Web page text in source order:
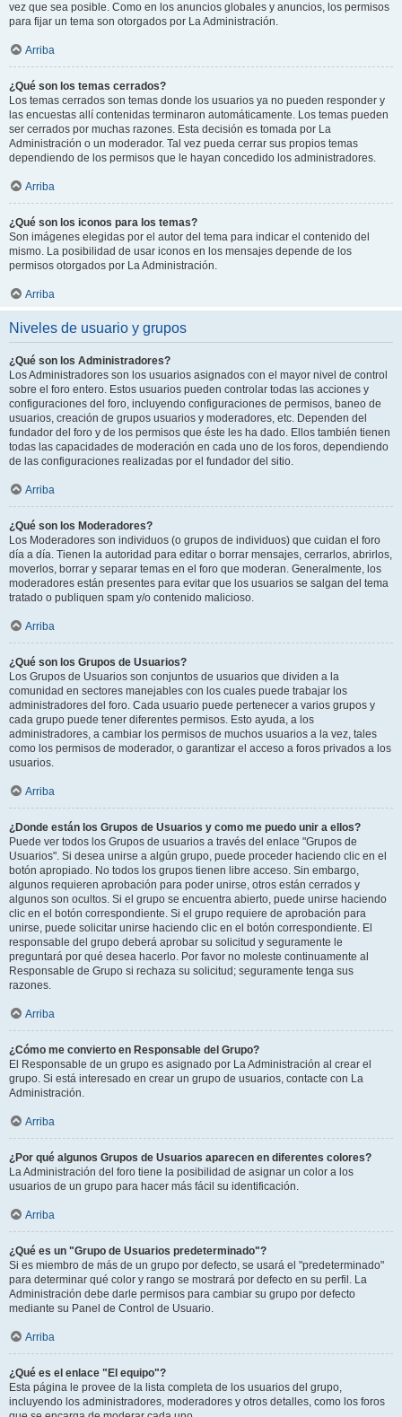
vez que sea posible. Como en los anuncios globales y anuncios, los permisos
para fijar un tema son otorgados por La Administración.
Arriba
¿Qué son los temas cerrados?
Los temas cerrados son temas donde los usuarios ya no pueden responder y
las encuestas allí contenidas terminaron automáticamente. Los temas pueden
ser cerrados por muchas razones. Esta decisión es tomada por La
Administración o un moderador. Tal vez pueda cerrar sus propios temas
dependiendo de los permisos que le hayan concedido los administradores.
Arriba
¿Qué son los iconos para los temas?
Son imágenes elegidas por el autor del tema para indicar el contenido del
mismo. La posibilidad de usar iconos en los mensajes depende de los
permisos otorgados por La Administración.
Arriba
Niveles de usuario y grupos
¿Qué son los Administradores?
Los Administradores son los usuarios asignados con el mayor nivel de control
sobre el foro entero. Estos usuarios pueden controlar todas las acciones y
configuraciones del foro, incluyendo configuraciones de permisos, baneo de
usuarios, creación de grupos usuarios y moderadores, etc. Dependen del
fundador del foro y de los permisos que éste les ha dado. Ellos también tienen
todas las capacidades de moderación en cada uno de los foros, dependiendo
de las configuraciones realizadas por el fundador del sitio.
Arriba
¿Qué son los Moderadores?
Los Moderadores son individuos (o grupos de individuos) que cuidan el foro
día a día. Tienen la autoridad para editar o borrar mensajes, cerrarlos, abrirlos,
moverlos, borrar y separar temas en el foro que moderan. Generalmente, los
moderadores están presentes para evitar que los usuarios se salgan del tema
tratado o publiquen spam y/o contenido malicioso.
Arriba
¿Qué son los Grupos de Usuarios?
Los Grupos de Usuarios son conjuntos de usuarios que dividen a la
comunidad en sectores manejables con los cuales puede trabajar los
administradores del foro. Cada usuario puede pertenecer a varios grupos y
cada grupo puede tener diferentes permisos. Esto ayuda, a los
administradores, a cambiar los permisos de muchos usuarios a la vez, tales
como los permisos de moderador, o garantizar el acceso a foros privados a los
usuarios.
Arriba
¿Donde están los Grupos de Usuarios y como me puedo unir a ellos?
Puede ver todos los Grupos de usuarios a través del enlace "Grupos de
Usuarios". Si desea unirse a algún grupo, puede proceder haciendo clic en el
botón apropiado. No todos los grupos tienen libre acceso. Sin embargo,
algunos requieren aprobación para poder unirse, otros están cerrados y
algunos son ocultos. Si el grupo se encuentra abierto, puede unirse haciendo
clic en el botón correspondiente. Si el grupo requiere de aprobación para
unirse, puede solicitar unirse haciendo clic en el botón correspondiente. El
responsable del grupo deberá aprobar su solicitud y seguramente le
preguntará por qué desea hacerlo. Por favor no moleste continuamente al
Responsable de Grupo si rechaza su solicitud; seguramente tenga sus
razones.
Arriba
¿Cómo me convierto en Responsable del Grupo?
El Responsable de un grupo es asignado por La Administración al crear el
grupo. Si está interesado en crear un grupo de usuarios, contacte con La
Administración.
Arriba
¿Por qué algunos Grupos de Usuarios aparecen en diferentes colores?
La Administración del foro tiene la posibilidad de asignar un color a los
usuarios de un grupo para hacer más fácil su identificación.
Arriba
¿Qué es un "Grupo de Usuarios predeterminado"?
Si es miembro de más de un grupo por defecto, se usará el "predeterminado"
para determinar qué color y rango se mostrará por defecto en su perfil. La
Administración debe darle permisos para cambiar su grupo por defecto
mediante su Panel de Control de Usuario.
Arriba
¿Qué es el enlace "El equipo"?
Esta página le provee de la lista completa de los usuarios del grupo,
incluyendo los administradores, moderadores y otros detalles, como los foros